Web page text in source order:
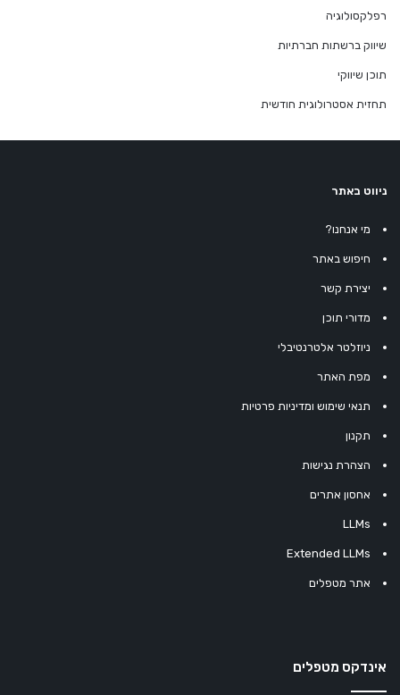
רפלקסולוגיה
שיווק ברשתות חברתיות
תוכן שיווקי
תחזית אסטרולוגית חודשית
ניווט באתר
מי אנחנו?
חיפוש באתר
יצירת קשר
מדורי תוכן
ניוזלטר אלטרנטיבלי
מפת האתר
תנאי שימוש ומדיניות פרטיות
תקנון
הצהרת נגישות
אחסון אתרים
LLMs
Extended LLMs
אתר מטפלים
אינדקס מטפלים